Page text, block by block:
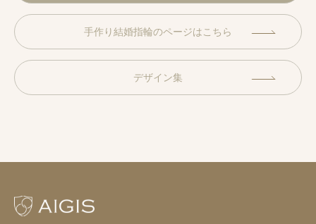
手作り結婚指輪のページはこちら
デザイン集